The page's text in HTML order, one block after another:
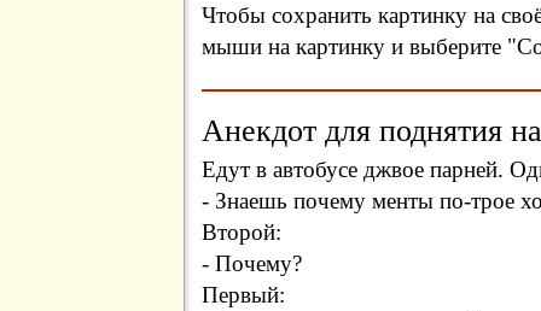
Чтобы сохранить картинку на
мыши на картинку и выберите
Анекдот для поднятия
Едут в автобусе джвое парней.
- Знаешь почему менты по-трое
Второй:
- Почему?
Первый: